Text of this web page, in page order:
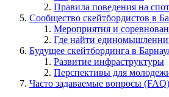
Правила поведения на
Сообщество скейтбордистов в
Мероприятия и
Где найти
Будущее скейтбординга в
Развитие инфраструктуры
Перспективы для
Часто задаваемые вопросы (FAQ)